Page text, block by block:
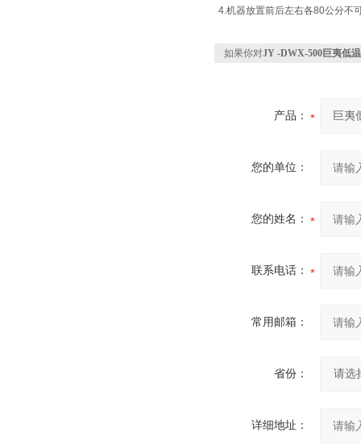
4.机器放置前后左右各80公分不
如果你对JY -DWX-500巨夷低
产品：
您的单位：
您的姓名：
联系电话：
常用邮箱：
省份：
详细地址：